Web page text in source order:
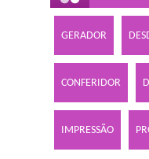
GERADOR
CONFERIDOR
IMPRESSÃO